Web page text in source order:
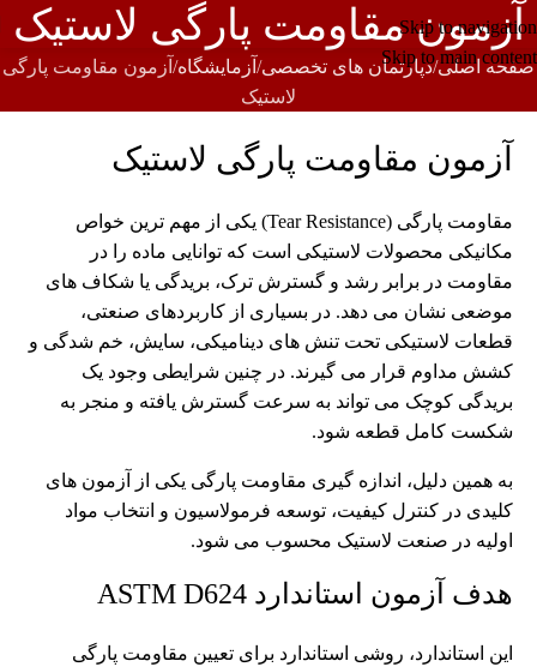
Skip to navigation
Skip to main content
آزمون مقاومت پارگی لاستیک
صفحه اصلی دپارتمان های تخصصی آزمایشگاه آزمون مقاومت پارگی
لاستیک
آزمون مقاومت پارگی لاستیک
مقاومت پارگی (Tear Resistance) یکی از مهم ترین خواص
مکانیکی محصولات لاستیکی است که توانایی ماده را در
مقاومت در برابر رشد و گسترش ترک، بریدگی یا شکاف های
موضعی نشان می دهد. در بسیاری از کاربردهای صنعتی،
قطعات لاستیکی تحت تنش های دینامیکی، سایش، خم شدگی و
کشش مداوم قرار می گیرند. در چنین شرایطی وجود یک
بریدگی کوچک می تواند به سرعت گسترش یافته و منجر به
شکست کامل قطعه شود.
به همین دلیل، اندازه گیری مقاومت پارگی یکی از آزمون های
کلیدی در کنترل کیفیت، توسعه فرمولاسیون و انتخاب مواد
اولیه در صنعت لاستیک محسوب می شود.
هدف آزمون استاندارد ASTM D624
این استاندارد، روشی استاندارد برای تعیین مقاومت پارگی